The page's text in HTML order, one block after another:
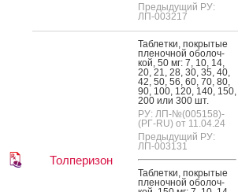
Предыдущий РУ:
ЛП-003217
Толперизон
Таб­летки, пок­ры­тые
пле­ноч­ной обо­лоч­
кой, 50 мг: 7, 10, 14,
20, 21, 28, 30, 35, 40,
42, 50, 56, 60, 70, 80,
90, 100, 120, 140, 150,
200 или 300 шт.
РУ: ЛП-№(005158)-
(РГ-RU) от 11.04.24
Предыдущий РУ:
ЛП-003131
Таб­летки, пок­ры­тые
пле­ноч­ной обо­лоч­